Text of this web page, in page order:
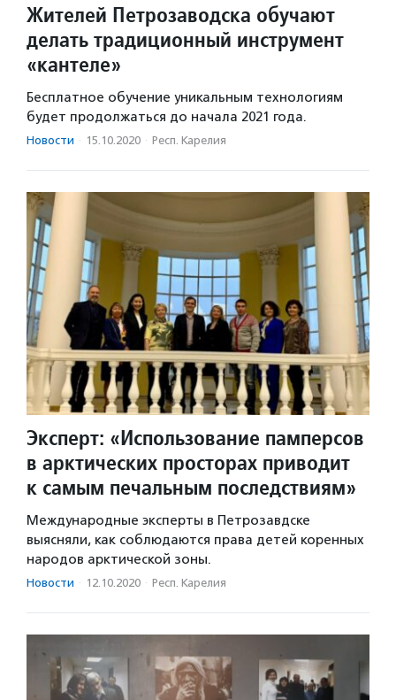
Жителей Петрозаводска обучают
делать традиционный инструмент
«кантеле»
Бесплатное обучение уникальным технологиям
будет продолжаться до начала 2021 года.
Новости · 15.10.2020 · Респ. Карелия
Эксперт: «Использование памперсов
в арктических просторах приводит
к самым печальным последствиям»
Международные эксперты в Петрозавдске
выясняли, как соблюдаются права детей коренных
народов арктической зоны.
Новости · 12.10.2020 · Респ. Карелия